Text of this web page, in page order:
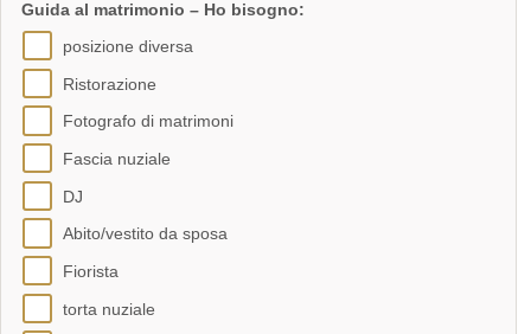
Guida al matrimonio – Ho bisogno:
posizione diversa
Ristorazione
Fotografo di matrimoni
Fascia nuziale
DJ
Abito/vestito da sposa
Fiorista
torta nuziale